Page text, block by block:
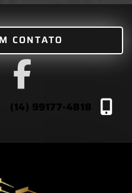
CONTATO
(14) 99177-4818